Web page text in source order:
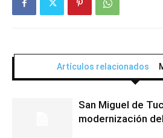
Artículos relacionados
San Miguel de
modernización